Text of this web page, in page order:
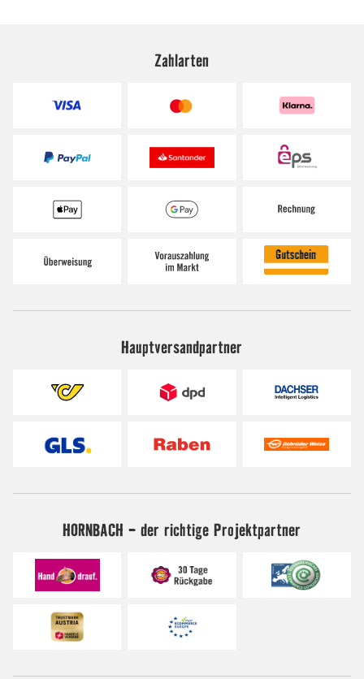
Zahlarten
Hauptversandpartner
HORNBACH - der richtige Projektpartner